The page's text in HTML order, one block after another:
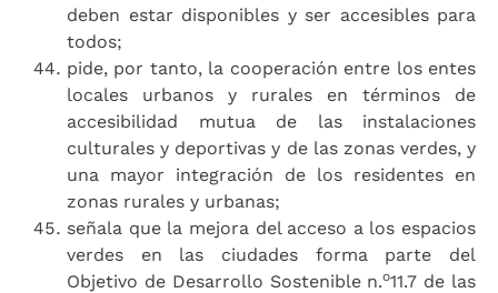
deben estar disponibles y ser accesibles para
todos;
pide, por tanto, la cooperación entre los entes
locales urbanos y rurales en términos de
accesibilidad mutua de las instalaciones
culturales y deportivas y de las zonas verdes, y
una mayor integración de los residentes en
zonas rurales y urbanas;
señala que la mejora del acceso a los espacios
verdes en las ciudades forma parte del
Objetivo de Desarrollo Sostenible n.o11.7 de las